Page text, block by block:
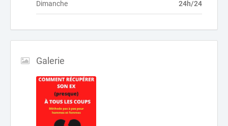
Dimanche 24h/24
Galerie